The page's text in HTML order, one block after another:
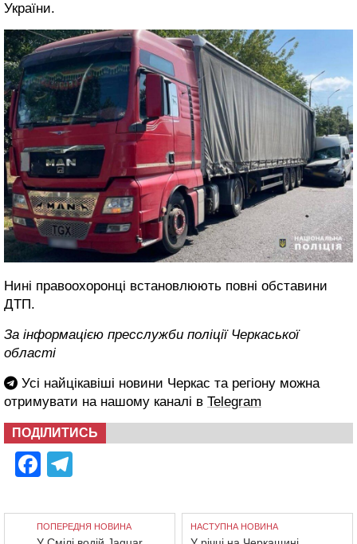
України.
Нині правоохоронці встановлюють повні обставини
ДТП.
За інформацією пресслужби поліції Черкаської
області
Усі найцікавіші новини Черкас та регіону можна
отримувати на нашому каналі в Telegram
ПОДІЛИТИСЬ
Facebook
ПОПЕРЕДНЯ НОВИНА НАСТУПНА НОВИНА